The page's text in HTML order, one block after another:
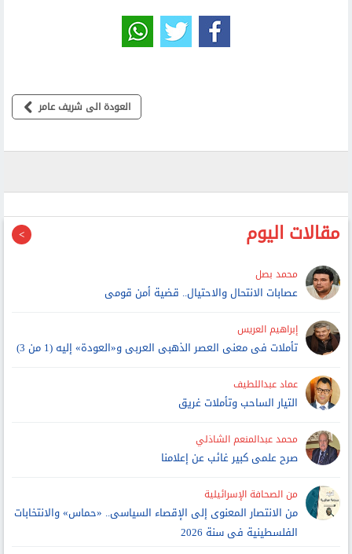
العودة الى شريف عامر
مقالات اليوم
محمد بصل
عصابات الانتحال والاحتيال.. قضية أمن قومى
إبراهيم العريس
تأملات فى معنى العصر الذهبى العربى و«العودة» إليه (1 من 3)
عماد عبداللطيف
التيار الساحب وتأملات غريق
محمد عبدالمنعم الشاذلي
صرح علمى كبير غائب عن إعلامنا
من الصحافة الإسرائيلية
من الانتصار المعنوى إلى الإقصاء السياسى.. «حماس» والانتخابات
الفلسطينية فى سنة 2026